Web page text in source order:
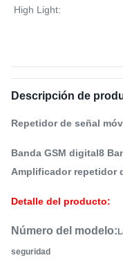
High Light:
Descripción de
Repetidor de señal
Banda GSM digital8
Amplificador repetidor
Detalle del producto:
Número del modelo:
seguridad